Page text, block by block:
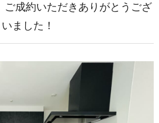
成約いただきありがとうござ
いました！